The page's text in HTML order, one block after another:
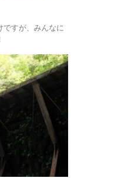
ですが、みんなに